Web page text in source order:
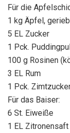
Für die
1 kg Äpfel,
5 EL Zucker
1 Pck.
100 g Rosinen
3 EL Rum
1 Pck.
Für das Baiser:
6 St. Eiweiße
1 EL Zitronensaft